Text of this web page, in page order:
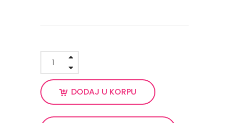
DODAJ U KORPU